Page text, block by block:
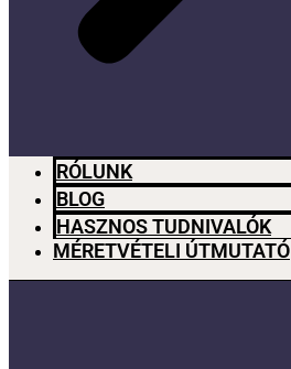
RÓLUNK
BLOG
HASZNOS TUDNIVALÓK
MÉRETVÉTELI ÚTMUTATÓ